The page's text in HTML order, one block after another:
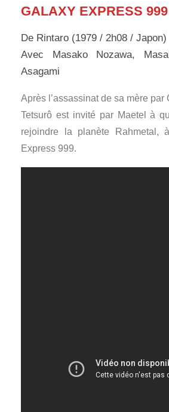
GALAXY EXPRESS 999
De Rintaro (1979 / 2h08 / Japon)
Avec Masako Nozawa,
Asagami
Après l’assassinat de sa mère par
Tetsurô est invité par Maetel à
rejoindre la planète Rahmetal,
Express 999.